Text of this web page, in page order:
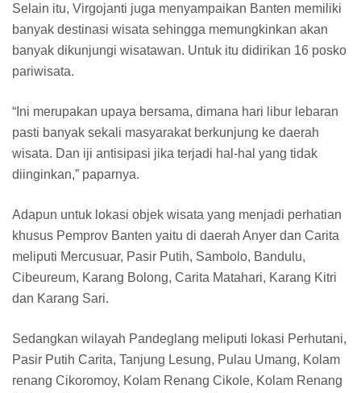
Selain itu, Virgojanti juga menyampaikan Banten memiliki
banyak destinasi wisata sehingga memungkinkan akan
banyak dikunjungi wisatawan. Untuk itu didirikan 16 posko
pariwisata.
“Ini merupakan upaya bersama, dimana hari libur lebaran
pasti banyak sekali masyarakat berkunjung ke daerah
wisata. Dan iji antisipasi jika terjadi hal-hal yang tidak
diinginkan,” paparnya.
Adapun untuk lokasi objek wisata yang menjadi perhatian
khusus Pemprov Banten yaitu di daerah Anyer dan Carita
meliputi Mercusuar, Pasir Putih, Sambolo, Bandulu,
Cibeureum, Karang Bolong, Carita Matahari, Karang Kitri
dan Karang Sari.
Sedangkan wilayah Pandeglang meliputi lokasi Perhutani,
Pasir Putih Carita, Tanjung Lesung, Pulau Umang, Kolam
renang Cikoromoy, Kolam Renang Cikole, Kolam Renang